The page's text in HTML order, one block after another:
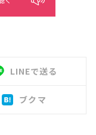
LINEで送る
ブクマ